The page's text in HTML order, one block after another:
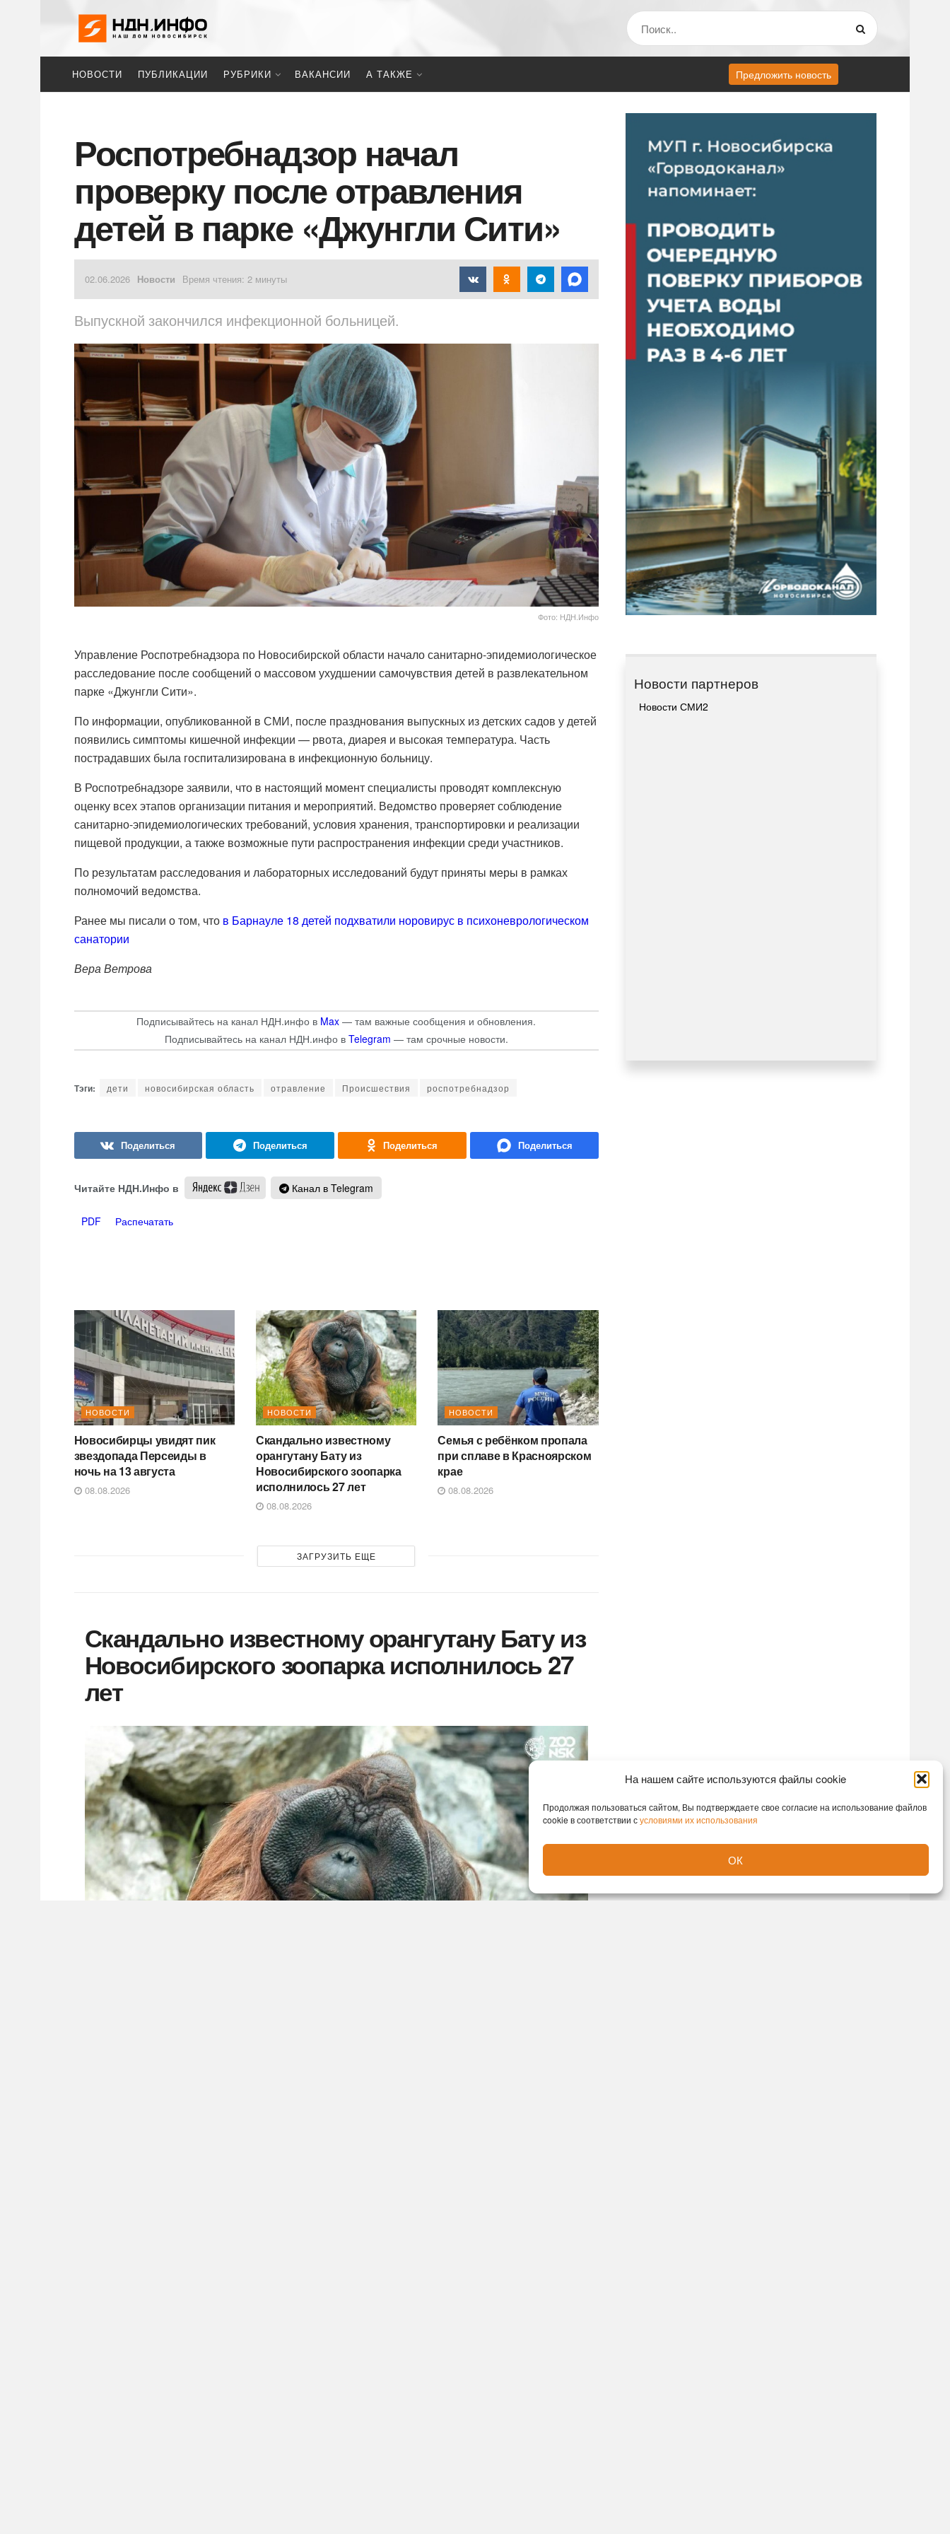
На нашем сайте используются файлы cookie
Продолжая пользоваться сайтом, Вы подтверждаете свое согласие на использование файлов
cookie в соответствии сусловиями их использования
ОК
НОВОСТИ ПУБЛИКАЦИИ РУБРИКИ ВАКАНСИИ А ТАКЖЕ Предложить новость
Роспотребнадзор начал
проверку после отравления
детей в парке «Джунгли Сити»
02.06.2026 Новости Время чтения: 2 минуты
Выпускной закончился инфекционной больницей.
Фото: НДН.Инфо
Управление Роспотребнадзора по Новосибирской области начало санитарно-эпидемиологическое
расследование после сообщений о массовом ухудшении самочувствия детей в развлекательном
парке «Джунгли Сити».
По информации, опубликованной в СМИ, после празднования выпускных из детских садов у детей
появились симптомы кишечной инфекции — рвота, диарея и высокая температура. Часть
пострадавших была госпитализирована в инфекционную больницу.
В Роспотребнадзоре заявили, что в настоящий момент специалисты проводят комплексную
оценку всех этапов организации питания и мероприятий. Ведомство проверяет соблюдение
санитарно-эпидемиологических требований, условия хранения, транспортировки и реализации
пищевой продукции, а также возможные пути распространения инфекции среди участников.
По результатам расследования и лабораторных исследований будут приняты меры в рамках
полномочий ведомства.
Ранее мы писали о том, что в Барнауле 18 детей подхватили норовирус в психоневрологическом
санатории
Вера Ветрова
Подписывайтесь на канал НДН.инфо в Max — там важные сообщения и обновления.
Подписывайтесь на канал НДН.инфо в Telegram — там срочные новости.
дети новосибирская область отравление Происшествия роспотребнадзор
Читайте НДН.Инфо в Канал в Telegram
PDF Распечатать
НОВОСТИ
Новосибирцы увидят пик
звездопада Персеиды в
ночь на 13 августа
08.08.2026
НОВОСТИ
Скандально известному
орангутану Бату из
Новосибирского зоопарка
исполнилось 27 лет
08.08.2026
НОВОСТИ
Семья с ребёнком пропала
при сплаве в Красноярском
крае
08.08.2026
ЗАГРУЗИТЬ ЕЩЕ
Скандально известному орангутану Бату из
Новосибирского зоопарка исполнилось 27
лет
Новости партнеров
Новости СМИ2